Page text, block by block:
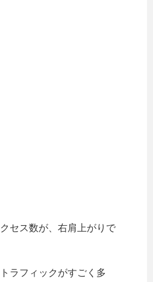
セス数が、右肩上がりで
ラフィックがすごく多